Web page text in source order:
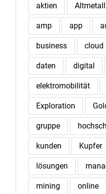
aktien Altmetall
amp app
business cloud
daten digital
elektromobilität
Exploration
gruppe
kunden Kupfer
lösungen
mining online